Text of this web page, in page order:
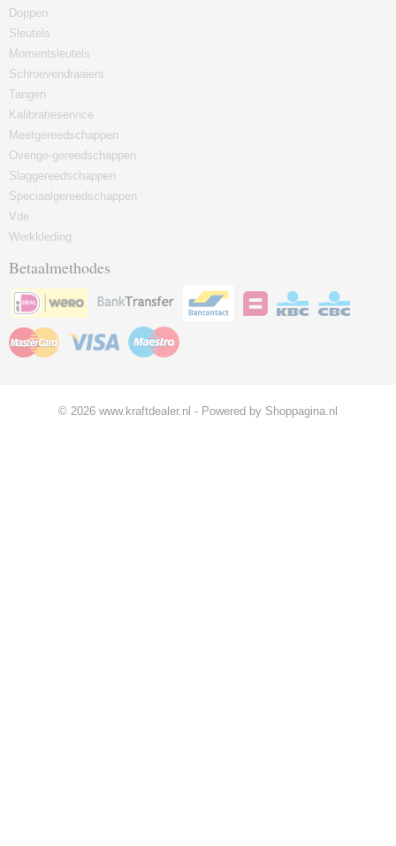
Doppen
Sleutels
Momentsleutels
Schroevendraaiers
Tangen
Kalibratieservice
Meetgereedschappen
Overige-gereedschappen
Slaggereedschappen
Speciaalgereedschappen
Vde
Werkkleding
Betaalmethodes
© 2026 www.kraftdealer.nl - Powered by Shoppagina.nl